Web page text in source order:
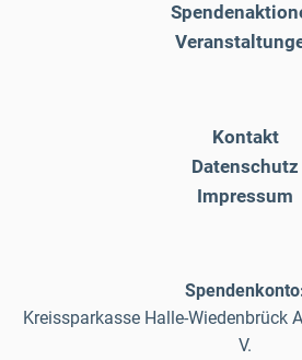
Kontakt
Datenschutz
Impressum
Kreissparkasse Halle-Wiedenbrück
V.